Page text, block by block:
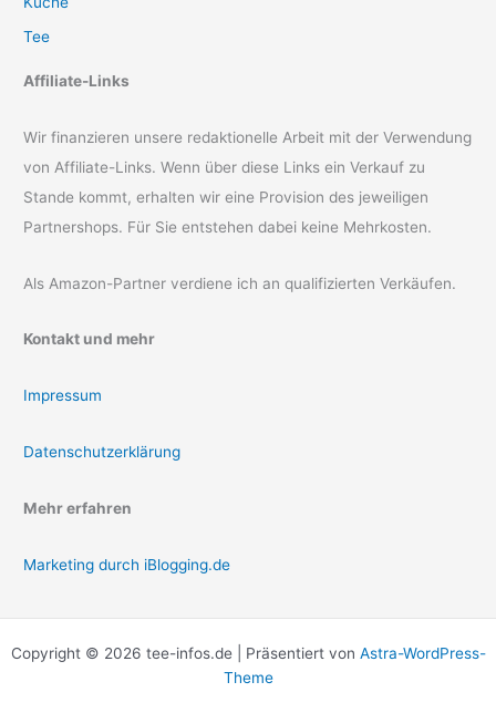
Tee
Affiliate-Links
Wir finanzieren unsere redaktionelle Arbeit mit der Verwendung
von Affiliate-Links. Wenn über diese Links ein Verkauf zu
Stande kommt, erhalten wir eine Provision des jeweiligen
Partnershops. Für Sie entstehen dabei keine Mehrkosten.
Als Amazon-Partner verdiene ich an qualifizierten Verkäufen.
Kontakt und mehr
Impressum
Datenschutzerklärung
Mehr erfahren
Marketing durch iBlogging.de
Copyright © 2026 tee-infos.de | Präsentiert von Astra-WordPress-
Theme